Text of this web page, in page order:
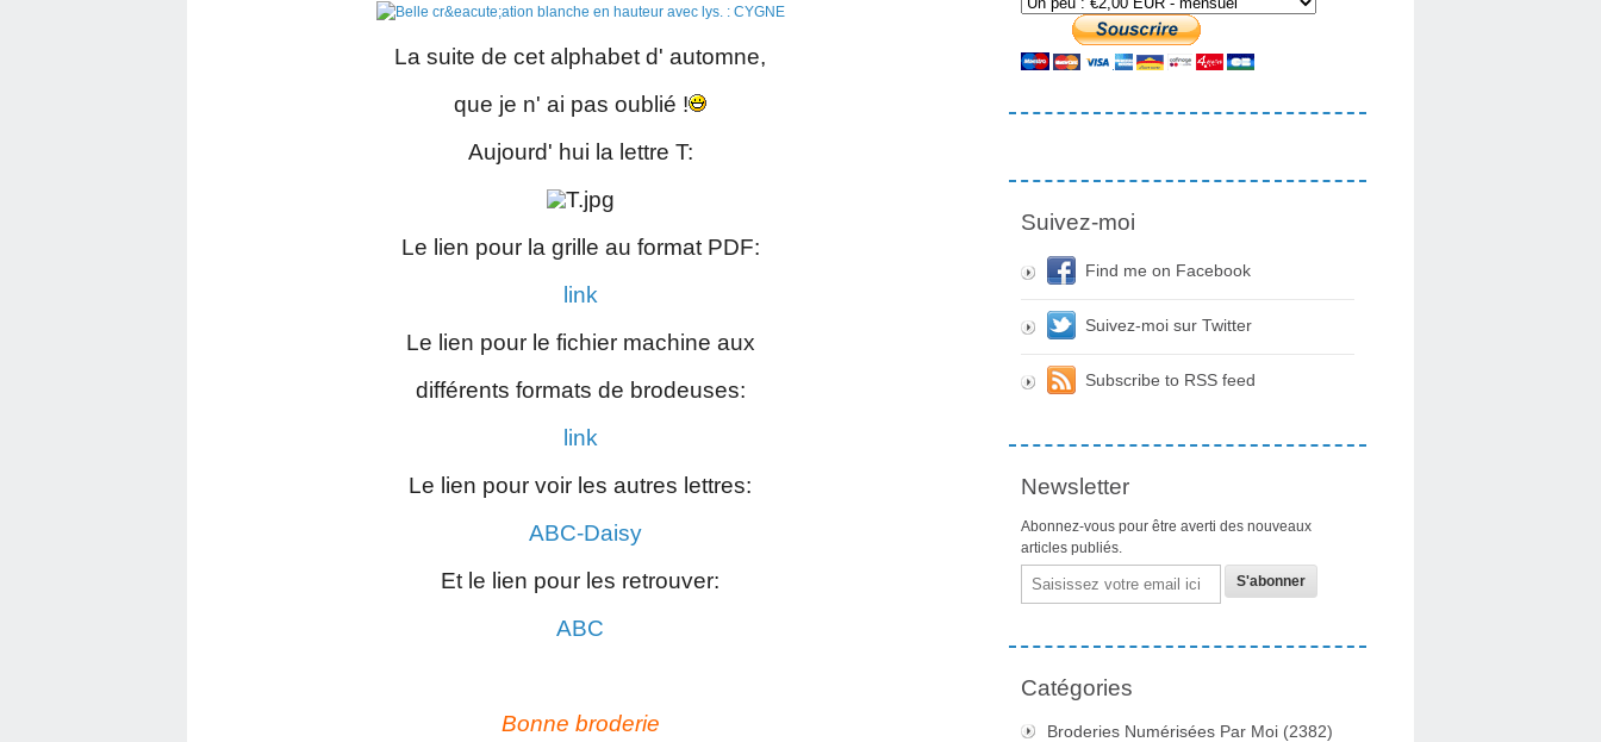
La suite de cet alphabet d' automne,
que je n' ai pas oublié !
Aujourd' hui la lettre T:
Le lien pour la grille au format PDF:
link
Le lien pour le fichier machine aux
différents formats de brodeuses:
link
Le lien pour voir les autres lettres:
ABC-Daisy
Et le lien pour les retrouver:
ABC
Bonne broderie
Suivez-moi
Find me on Facebook
Suivez-moi sur Twitter
Subscribe to RSS feed
Newsletter
Abonnez-vous pour être averti des nouveaux
articles publiés.
Email
Catégories
Broderies Numérisées Par Moi (2382)